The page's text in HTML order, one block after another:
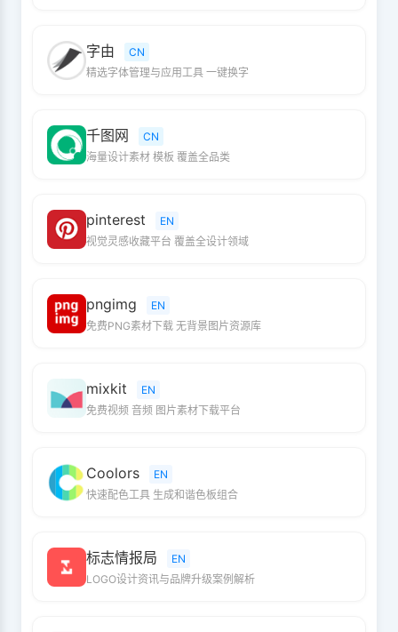
字由
CN
精选字体管理与应用工具 一键换字
千图网
CN
海量设计素材 模板 覆盖全品类
pinterest
EN
视觉灵感收藏平台 覆盖全设计领域
pngimg
EN
免费PNG素材下载 无背景图片资源库
mixkit
EN
免费视频 音频 图片素材下载平台
Coolors
EN
快速配色工具 生成和谐色板组合
标志情报局
EN
LOGO设计资讯与品牌升级案例解析